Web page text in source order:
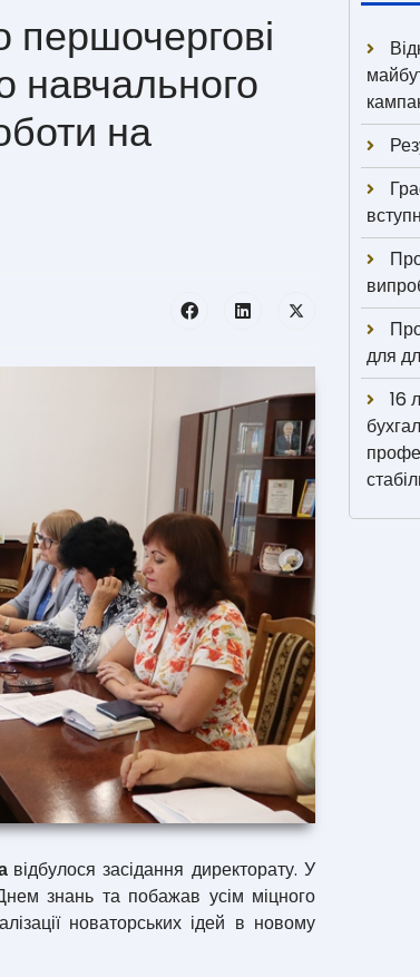
першочергові
навчального
на
відбулося засідання директорату. У
знань та побажав усім міцного
новаторських ідей в новому
для
16